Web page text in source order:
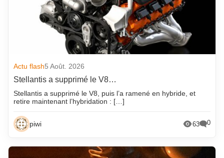
Actu flash5 Août. 2026
Stellantis a supprimé le V8…
Stellantis a supprimé le V8, puis l’a ramené en hybride, et
retire maintenant l’hybridation : […]
piwi 63 0